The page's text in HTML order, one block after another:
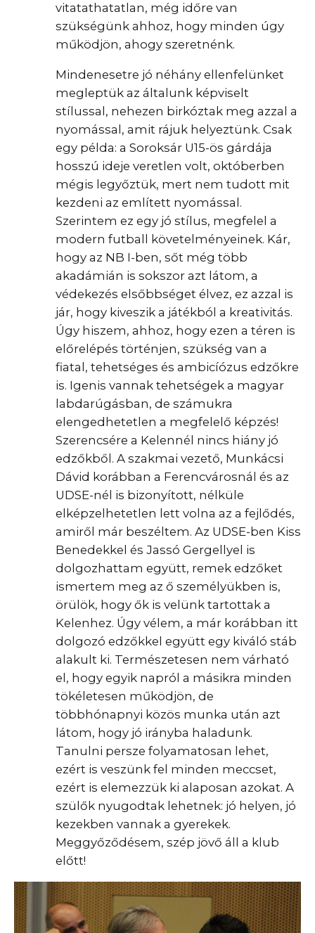
vitatathatatlan, még időre van
szükségünk ahhoz, hogy minden úgy
működjön, ahogy szeretnénk.
Mindenesetre jó néhány ellenfelünket
megleptük az általunk képviselt
stílussal, nehezen birkóztak meg azzal a
nyomással, amit rájuk helyeztünk. Csak
egy példa: a Soroksár U15-ös gárdája
hosszú ideje veretlen volt, októberben
mégis legyőztük, mert nem tudott mit
kezdeni az említett nyomással.
Szerintem ez egy jó stílus, megfelel a
modern futball követelményeinek. Kár,
hogy az NB I-ben, sőt még több
akadámián is sokszor azt látom, a
védekezés elsőbbséget élvez, ez azzal is
jár, hogy kiveszik a játékból a kreativitás.
Úgy hiszem, ahhoz, hogy ezen a téren is
előrelépés történjen, szükség van a
fiatal, tehetséges és ambicíózus edzőkre
is. Igenis vannak tehetségek a magyar
labdarúgásban, de számukra
elengedhetetlen a megfelelő képzés!
Szerencsére a Kelennél nincs hiány jó
edzőkből. A szakmai vezető, Munkácsi
Dávid korábban a Ferencvárosnál és az
UDSE-nél is bizonyított, nélküle
elképzelhetetlen lett volna az a fejlődés,
amiről már beszéltem. Az UDSE-ben Kiss
Benedekkel és Jassó Gergellyel is
dolgozhattam együtt, remek edzőket
ismertem meg az ő személyükben is,
örülök, hogy ők is velünk tartottak a
Kelenhez. Úgy vélem, a már korábban itt
dolgozó edzőkkel együtt egy kiváló stáb
alakult ki. Természetesen nem várható
el, hogy egyik napról a másikra minden
tökéletesen működjön, de
többhónapnyi közös munka után azt
látom, hogy jó irányba haladunk.
Tanulni persze folyamatosan lehet,
ezért is veszünk fel minden meccset,
ezért is elemezzük ki alaposan azokat. A
szülők nyugodtak lehetnek: jó helyen, jó
kezekben vannak a gyerekek.
Meggyőződésem, szép jövő áll a klub
előtt!